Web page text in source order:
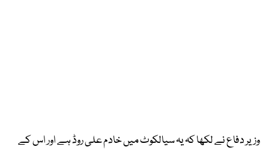
وزیر دفاع نے لکھا کہ یہ سیالکوٹ میں خادم علی روڈ ہے اور اس کے